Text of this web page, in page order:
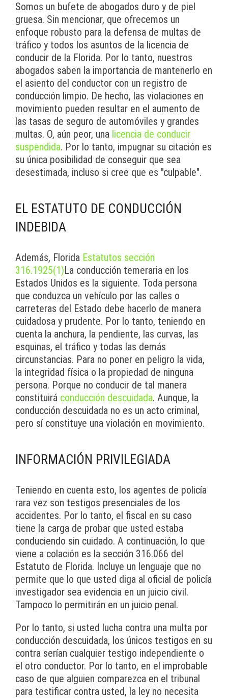
Somos un bufete de abogados duro y de piel
gruesa. Sin mencionar, que ofrecemos un
enfoque robusto para la defensa de multas de
tráfico y todos los asuntos de la licencia de
conducir de la Florida. Por lo tanto, nuestros
abogados saben la importancia de mantenerlo en
el asiento del conductor con un registro de
conducción limpio. De hecho, las violaciones en
movimiento pueden resultar en el aumento de
las tasas de seguro de automóviles y grandes
multas. O, aún peor, una licencia de conducir
suspendida. Por lo tanto, impugnar su citación es
su única posibilidad de conseguir que sea
desestimada, incluso si cree que es "culpable".
EL ESTATUTO DE CONDUCCIÓN
INDEBIDA
Además, Florida Estatutos sección
316.1925(1)La conducción temeraria en los
Estados Unidos es la siguiente. Toda persona
que conduzca un vehículo por las calles o
carreteras del Estado debe hacerlo de manera
cuidadosa y prudente. Por lo tanto, teniendo en
cuenta la anchura, la pendiente, las curvas, las
esquinas, el tráfico y todas las demás
circunstancias. Para no poner en peligro la vida,
la integridad física o la propiedad de ninguna
persona. Porque no conducir de tal manera
constituirá conducción descuidada. Aunque, la
conducción descuidada no es un acto criminal,
pero sí constituye una violación en movimiento.
INFORMACIÓN PRIVILEGIADA
Teniendo en cuenta esto, los agentes de policía
rara vez son testigos presenciales de los
accidentes. Por lo tanto, el fiscal en su caso
tiene la carga de probar que usted estaba
conduciendo sin cuidado. A continuación, lo que
viene a colación es la sección 316.066 del
Estatuto de Florida. Incluye un lenguaje que no
permite que lo que usted diga al oficial de policía
investigador sea evidencia en un juicio civil.
Tampoco lo permitirán en un juicio penal.
Por lo tanto, si usted lucha contra una multa por
conducción descuidada, los únicos testigos en su
contra serían cualquier testigo independiente o
el otro conductor. Por lo tanto, en el improbable
caso de que alguien comparezca en el tribunal
para testificar contra usted, la ley no necesita